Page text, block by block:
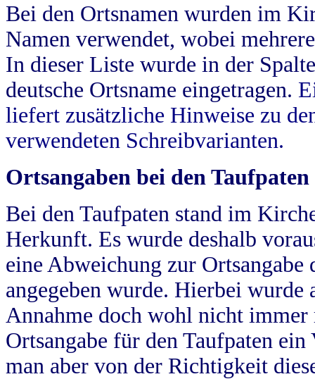
Bei den Ortsnamen wurden im
Namen verwendet, wobei
In dieser Liste wurde in der
deutsche Ortsname eingetragen.
liefert zusätzliche Hinweise zu
verwendeten Schreibvarianten.
Ortsangaben bei den Taufpaten
Bei den Taufpaten stand im
Herkunft. Es wurde deshalb
eine Abweichung zur
angegeben wurde. Hierbei wurde
Annahme doch wohl nicht
Ortsangabe für den Taufpaten
man aber von der Richtigkeit